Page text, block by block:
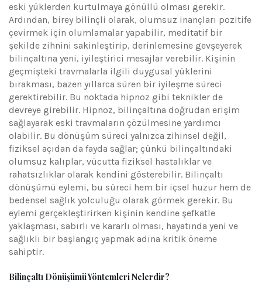
eski yüklerden kurtulmaya gönüllü olması gerekir.
Ardından, birey bilinçli olarak, olumsuz inançları pozitife
çevirmek için olumlamalar yapabilir, meditatif bir
şekilde zihnini sakinleştirip, derinlemesine gevşeyerek
bilinçaltına yeni, iyileştirici mesajlar verebilir. Kişinin
geçmişteki travmalarla ilgili duygusal yüklerini
bırakması, bazen yıllarca süren bir iyileşme süreci
gerektirebilir. Bu noktada hipnoz gibi teknikler de
devreye girebilir. Hipnoz, bilinçaltına doğrudan erişim
sağlayarak eski travmaların çözülmesine yardımcı
olabilir. Bu dönüşüm süreci yalnızca zihinsel değil,
fiziksel açıdan da fayda sağlar; çünkü bilinçaltındaki
olumsuz kalıplar, vücutta fiziksel hastalıklar ve
rahatsızlıklar olarak kendini gösterebilir. Bilinçaltı
dönüşümü eylemi, bu süreci hem bir içsel huzur hem de
bedensel sağlık yolculuğu olarak görmek gerekir. Bu
eylemi gerçekleştirirken kişinin kendine şefkatle
yaklaşması, sabırlı ve kararlı olması, hayatında yeni ve
sağlıklı bir başlangıç yapmak adına kritik öneme
sahiptir.
Bilinçaltı Dönüşümü Yöntemleri Nelerdir?